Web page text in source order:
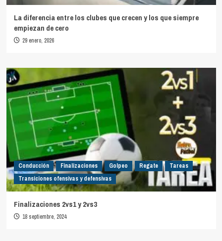
La diferencia entre los clubes que crecen y los que siempre
empiezan de cero
29 enero, 2026
Conducción Finalizaciones Golpeo Regate
Tareas
Transiciones ofensivas y defensivas
Finalizaciones 2vs1 y 2vs3
18 septiembre, 2024